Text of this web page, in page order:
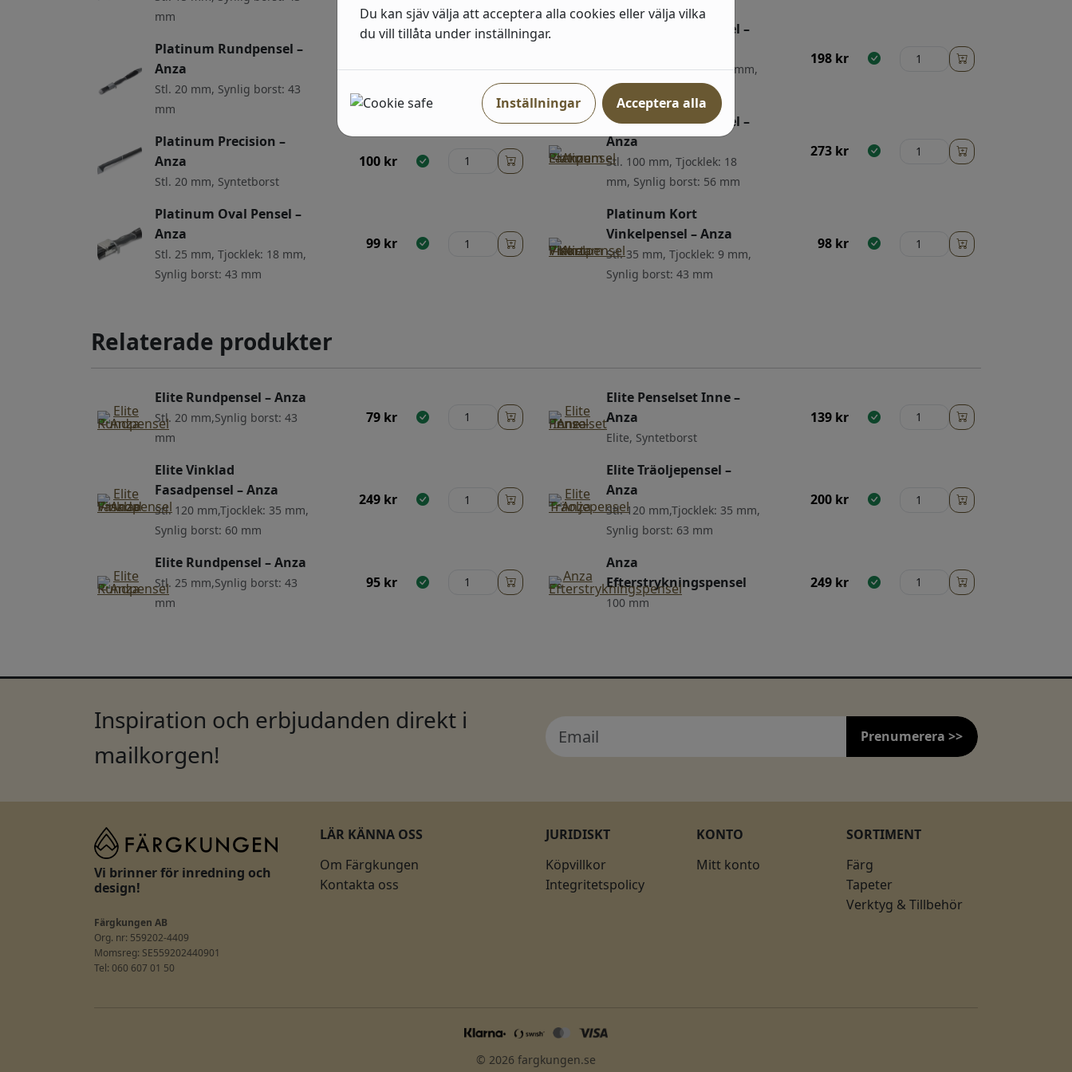
mm
Platinum Rundpensel –
Anza
Stl. 20 mm, Synlig borst: 43
mm
Platinum Precision –
Anza
Stl. 20 mm, Syntetborst
100 kr
Platinum Oval Pensel –
Anza
Stl. 25 mm, Tjocklek: 18 mm,
Synlig borst: 43 mm
99 kr
Platinum Lackpensel –
Stl. 70 mm, Tjocklek: 16 mm,
Synlig borst: 56 mm
198 kr
Platinum Lackpensel –
Anza
Stl. 100 mm, Tjocklek: 18
mm, Synlig borst: 56 mm
273 kr
Platinum Kort
Vinkelpensel – Anza
Stl. 35 mm, Tjocklek: 9 mm,
Synlig borst: 43 mm
98 kr
Relaterade produkter
Elite Rundpensel – Anza
Stl. 20 mm,Synlig borst: 43
mm
79 kr
Elite Vinklad
Fasadpensel – Anza
Stl. 120 mm,Tjocklek: 35 mm,
Synlig borst: 60 mm
249 kr
Elite Rundpensel – Anza
Stl. 25 mm,Synlig borst: 43
mm
95 kr
Elite Penselset Inne –
Anza
Elite, Syntetborst
139 kr
Elite Träoljepensel –
Anza
Stl. 120 mm,Tjocklek: 35 mm,
Synlig borst: 63 mm
200 kr
Anza
Efterstrykningspensel
100 mm
249 kr
Inspiration och erbjudanden direkt i
mailkorgen!
Prenumerera >>
Vi brinner för inredning och
design!
Färgkungen AB
Org. nr: 559202-4409
Momsreg: SE559202440901
Tel: 060 607 01 50
LÄR KÄNNA OSS
Om Färgkungen
Kontakta oss
JURIDISKT
Köpvillkor
Integritetspolicy
KONTO
Mitt konto
SORTIMENT
Färg
Tapeter
Verktyg & Tillbehör
© 2026 fargkungen.se
Du kan sjäv välja att acceptera alla cookies eller välja vilka
du vill tillåta under inställningar.
Inställningar Acceptera alla